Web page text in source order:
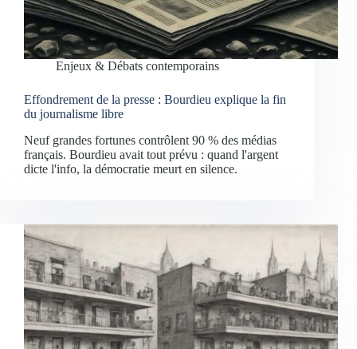
Enjeux & Débats contemporains
Effondrement de la presse : Bourdieu explique la fin
du journalisme libre
Neuf grandes fortunes contrôlent 90 % des médias
français. Bourdieu avait tout prévu : quand l'argent
dicte l'info, la démocratie meurt en silence.